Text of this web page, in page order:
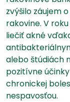
zvýšilo záujem
rakovine. V
liečiť akné
alebo štúdiách
pozitívne
chronickej
nespavosťou.